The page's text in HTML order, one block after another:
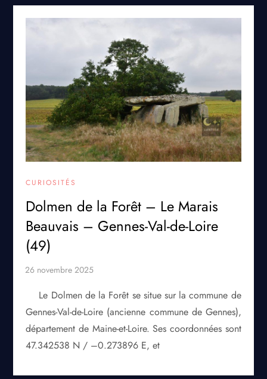
CURIOSITÉS
Dolmen de la Forêt – Le Marais
Beauvais – Gennes-Val-de-Loire
(49)
Le Dolmen de la Forêt se situe sur la commune de
Gennes-Val-de-Loire (ancienne commune de Gennes),
département de Maine-et-Loire. Ses coordonnées sont
47.342538 N / –0.273896 E, et